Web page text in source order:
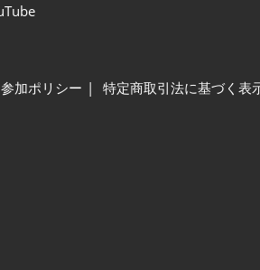
加ポリシー
特定商取引法に基づく表